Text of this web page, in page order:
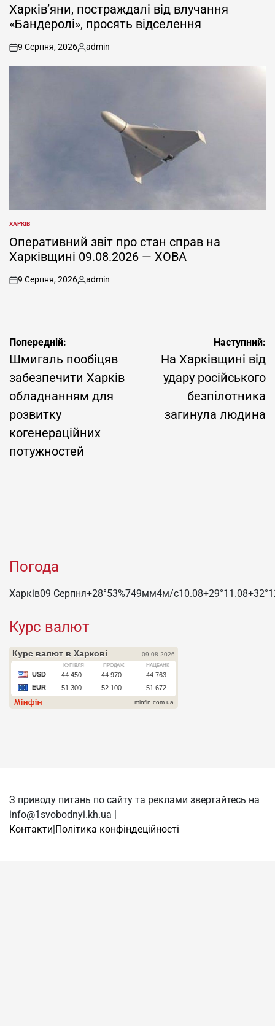
У
Харків’яни, постраждалі від влучання
«Бандеролі», просять відселення
on
9 Серпня, 2026
Опубліковано
admin
ОПУБЛІКУВАТИ
У
ХАРКІВ
Оперативний звіт про стан справ на
Харківщині 09.08.2026 — ХОВА
on
9 Серпня, 2026
Опубліковано
admin
Навігація
записів
Попередній:
Шмигаль пообіцяв
забезпечити Харків
обладнанням для
розвитку
когенераційних
потужностей
Наступний:
На Харківщині від
удару російського
безпілотника
загинула людина
Погода
Харків09 Серпня+28°53%749мм4м/c10.08+29°11.08+32°
Курс валют
З приводу питань по сайту та реклами звертайтесь на
info@1svobodnyi.kh.ua |
Контакти Політика конфіндеційності